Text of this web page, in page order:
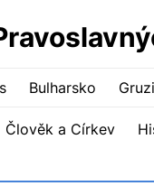
Bulharsko
Člověk a Církev